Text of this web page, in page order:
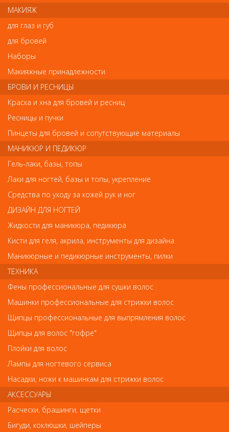
Отзывы
Ваш отзыв станет первым
Напишите свой отзыв
Комментарий
Имя
Код
Обратите внимание
Внешний вид товара «Щипцы-выпрямители для волос CERAMIC
BASE» может отличаться от фотографий на сайте. Несовпадение
внешнего вида и комплектности реального товара с
фотографиями и описанием на сайте не является показателем
ненадлежащего качества товара.
Так же советуем посмотреть
МАКИЯЖ
для глаз и губ
для бровей
Наборы
Макияжные принадлежности
БРОВИ И РЕСНИЦЫ
Краска и хна для бровей и ресниц
Ресницы и пучки
Пинцеты для бровей и сопутствующие материалы
МАНИКЮР И ПЕДИКЮР
Гель-лаки, базы, топы
Лаки для ногтей, базы и топы, укрепление
Средства по уходу за кожей рук и ног
ДИЗАЙН ДЛЯ НОГТЕЙ
Жидкости для маникюра, педикюра
Кисти для геля, акрила, инструменты для дизайна
Маникюрные и педикюрные инструменты, пилки
ТЕХНИКА
Фены профессиональные для сушки волос
Машинки профессиональные для стрижки волос
Щипцы профессиональные для выпрямления волос
Щипцы для волос "гофре"
Плойки для волос
Лампы для ногтевого сервиса
Насадки, ножи к машинкам для стрижки волос
АКСЕССУАРЫ
Расчески, брашинги, щетки
Бигуди, коклюшки, шейперы